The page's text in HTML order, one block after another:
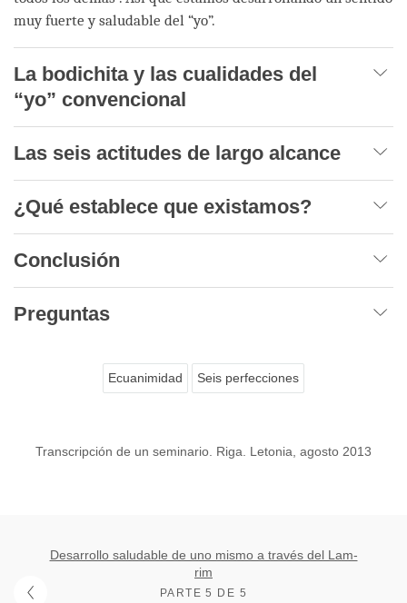
muy fuerte y saludable del “yo”.
La bodichita y las cualidades del
“yo” convencional
Las seis actitudes de largo alcance
¿Qué establece que existamos?
Conclusión
Preguntas
Ecuanimidad Seis perfecciones
Transcripción de un seminario. Riga. Letonia, agosto 2013
Desarrollo saludable de uno mismo a través del Lam-
rim
PARTE 5 DE 5